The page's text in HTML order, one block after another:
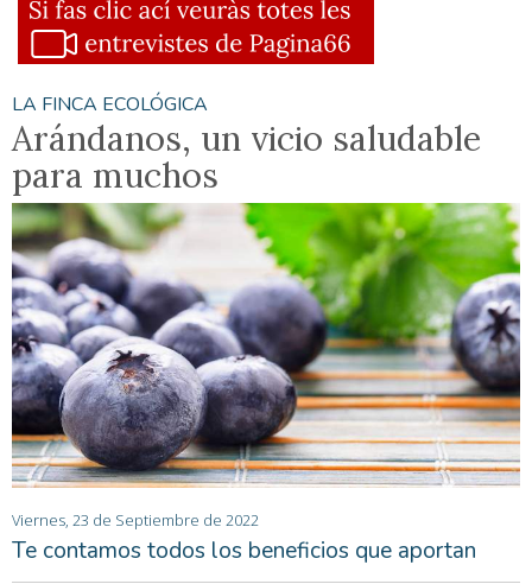
LA FINCA ECOLÓGICA
Arándanos, un vicio saludable
para muchos
Viernes, 23 de Septiembre de 2022
Te contamos todos los beneficios que aportan